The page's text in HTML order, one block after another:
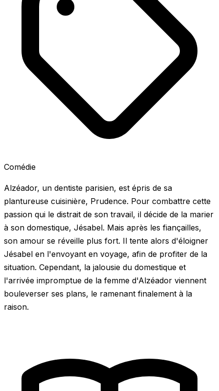
Comédie
Alzéador, un dentiste parisien, est épris de sa
plantureuse cuisinière, Prudence. Pour combattre cette
passion qui le distrait de son travail, il décide de la marier
à son domestique, Jésabel. Mais après les fiançailles,
son amour se réveille plus fort. Il tente alors d'éloigner
Jésabel en l'envoyant en voyage, afin de profiter de la
situation. Cependant, la jalousie du domestique et
l'arrivée impromptue de la femme d'Alzéador viennent
bouleverser ses plans, le ramenant finalement à la
raison.